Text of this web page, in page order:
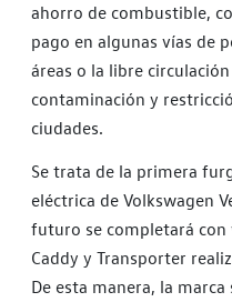
ahorro de combustible,
pago en algunas vías de
áreas o la libre
contaminación y
ciudades.
Se trata de la primera
eléctrica de Volkswagen
futuro se completará con
Caddy y Transporter
De esta manera, la